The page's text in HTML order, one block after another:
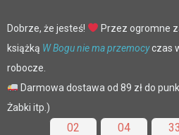
02 04 33
Dobrze, że jesteś!
Przez ogromne
książką W Bogu nie ma przemocyczas
robocze.
Darmowa dostawa od 89 zł do
Żabki itp.)